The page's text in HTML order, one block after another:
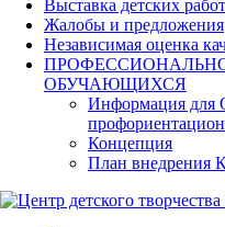
Выставка детских работ
Жалобы и предложения
Независимая оценка
ОБУЧАЮЩИХСЯ
Информация для
Концепция
План внедрения